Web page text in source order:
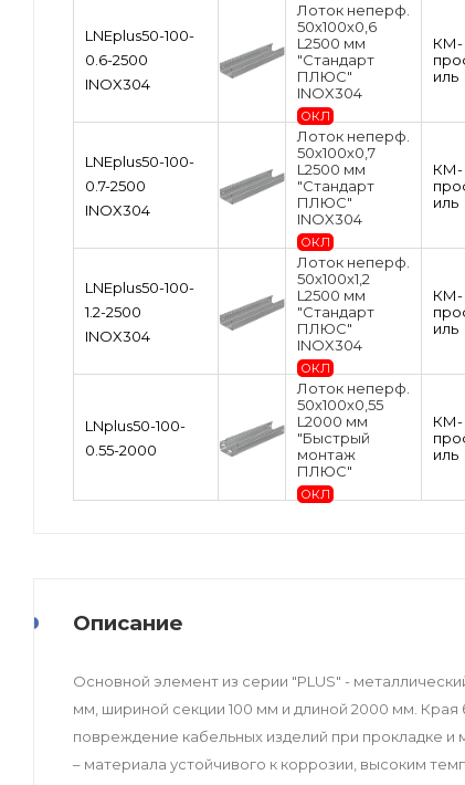
LNEplus50-100-
0.6-2500
INOX304
Лоток неперф.
50х100х0,6
L2500 мм
"Стандарт
ПЛЮС"
INOX304
ОКЛ
КМ-
иль
LNEplus50-100-
0.7-2500
INOX304
Лоток неперф.
50х100х0,7
L2500 мм
"Стандарт
ПЛЮС"
INOX304
ОКЛ
КМ-
иль
LNEplus50-100-
1.2-2500
INOX304
Лоток неперф.
50х100х1,2
L2500 мм
"Стандарт
ПЛЮС"
INOX304
ОКЛ
КМ-
иль
LNplus50-100-
0.55-2000
Лоток неперф.
50х100х0,55
L2000 мм
"Быстрый
монтаж
ПЛЮС"
ОКЛ
КМ-
иль
Описание
Основной элемент из серии "PLUS" -
мм, шириной секции 100 мм и длиной 2000 мм. Края
повреждение кабельных изделий при прокладке
– материала устойчивого к коррозии, высоким